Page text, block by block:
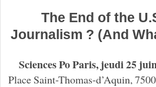
The End of the
Journalism ? (And
Sciences Po Paris, jeudi 25
Place Saint-Thomas-d’Aquin,